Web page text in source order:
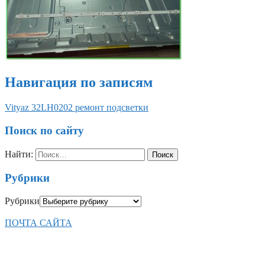
Навигация по записям
Vityaz 32LH0202 ремонт подсветки
Поиск по сайту
Найти:
Рубрики
Рубрики
ПОЧТА САЙТА